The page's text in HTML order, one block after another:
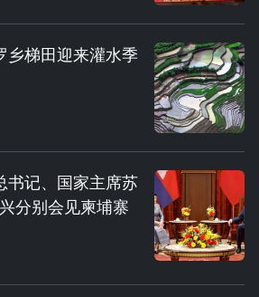
乡梯田迎来灌水季
书记、国家主席苏
分别会见柬埔寨